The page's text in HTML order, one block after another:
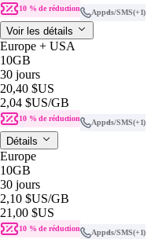
10 % de réduction Appels/SMS(+1)
Voir les détails
Europe + USA
10GB
30 jours
20,40 $US
2,04 $US/GB
10 % de réduction Appels/SMS(+1)
Détails
Europe
10GB
30 jours
2,10 $US/GB
21,00 $US
10 % de réduction Appels/SMS(+1)